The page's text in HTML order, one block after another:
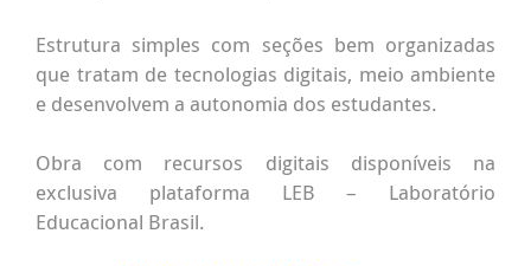
Estrutura simples com seções bem organizadas
que tratam de tecnologias digitais, meio ambiente
e desenvolvem a autonomia dos estudantes.
Obra com recursos digitais disponíveis na
exclusiva plataforma LEB – Laboratório
Educacional Brasil.